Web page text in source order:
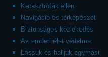
Katasztrófák ellen
Navigáció és térképészet
Biztonságos közlekedés
Az emberi élet védelme
Lássuk és halljuk egymást